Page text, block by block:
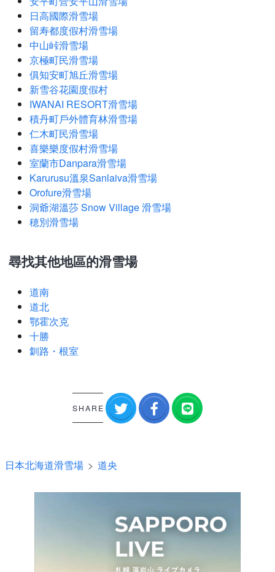
日高國際滑雪場
留寿都度假村滑雪場
中山峠滑雪場
京極町民滑雪場
俱知安町旭丘滑雪場
新雪谷花園度假村
IWANAI RESORT滑雪場
積丹町戶外體育林滑雪場
仁木町民滑雪場
喜樂樂度假村滑雪場
室蘭市Danpara滑雪場
Karurusu溫泉Sanlaiva滑雪場
Orofure滑雪場
洞爺湖溫莎 Snow Village 滑雪場
穂別滑雪場
尋找其他地區的滑雪場
道南
道北
鄂霍次克
十勝
釧路・根室
SHARE
日本北海道滑雪場 道央